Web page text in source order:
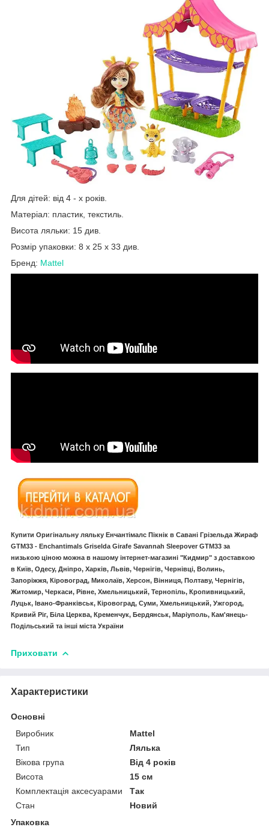
Для дітей: від 4 - х років.
Матеріал: пластик, текстиль.
Висота ляльки: 15 див.
Розмір упаковки: 8 х 25 х 33 див.
Бренд: Mattel
Купити Оригінальну ляльку Енчантімалс Пікнік в Савані Грізельда Жираф
GTM33 - Enchantimals Griselda Girafe Savannah Sleepover GTM33 за
низькою ціною можна в нашому інтернет-магазині "Кидмир" з доставкою
в Київ, Одесу, Дніпро, Харків, Львів, Чернігів, Чернівці, Волинь,
Запоріжжя, Кіровоград, Миколаїв, Херсон, Вінниця, Полтаву, Чернігів,
Житомир, Черкаси, Рівне, Хмельницький, Тернопіль, Кропивницький,
Луцьк, Івано-Франківськ, Кіровоград, Суми, Хмельницький, Ужгород,
Кривий Ріг, Біла Церква, Кременчук, Бердянськ, Маріуполь, Кам'янець-
Подільський та інші міста України
Приховати
Характеристики
Основні
Виробник
Mattel
Тип
Лялька
Вікова група
Від 4 років
Висота
15 см
Комплектація аксесуарами
Так
Стан
Новий
Упаковка